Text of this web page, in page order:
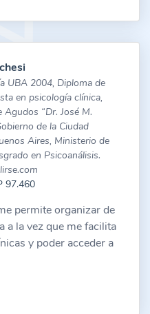
UBA 2004, Diploma de
en psicología clínica,
Agudos “Dr. José M.
de la Ciudad
Aires, Ministerio de
en Psicoanálisis.
97.460
permite organizar de
a la vez que me facilita
y poder acceder a